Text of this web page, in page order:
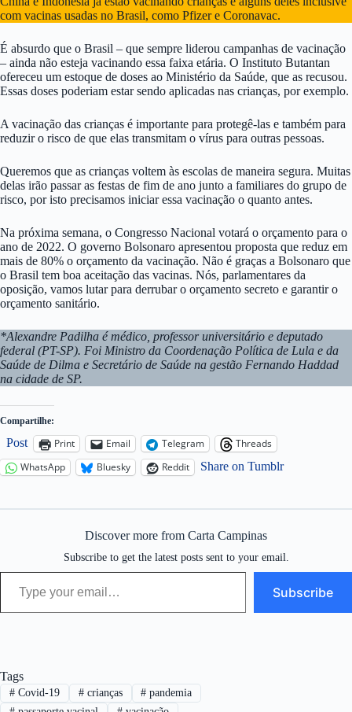
com vacinas usadas no Brasil, como Pfizer e Coronavac.
É absurdo que o Brasil – que sempre liderou campanhas de vacinação
– ainda não esteja vacinando essa faixa etária. O Instituto Butantan
ofereceu um estoque de doses ao Ministério da Saúde, que as recusou.
Essas doses poderiam estar sendo aplicadas nas crianças, por exemplo.
A vacinação das crianças é importante para protegê-las e também para
reduzir o risco de que elas transmitam o vírus para outras pessoas.
Queremos que as crianças voltem às escolas de maneira segura. Muitas
delas irão passar as festas de fim de ano junto a familiares do grupo de
risco, por isto precisamos iniciar essa vacinação o quanto antes.
Na próxima semana, o Congresso Nacional votará o orçamento para o
ano de 2022. O governo Bolsonaro apresentou proposta que reduz em
mais de 80% o orçamento da vacinação. Não é graças a Bolsonaro que
o Brasil tem boa aceitação das vacinas. Nós, parlamentares da
oposição, vamos lutar para derrubar o orçamento secreto e garantir o
orçamento sanitário.
*Alexandre Padilha é médico, professor universitário e deputado
federal (PT-SP). Foi Ministro da Coordenação Política de Lula e da
Saúde de Dilma e Secretário de Saúde na gestão Fernando Haddad
na cidade de SP.
Compartilhe:
Post Print Email Telegram
Threads
WhatsApp
Bluesky Reddit Share on Tumblr
Discover more from Carta Campinas
Subscribe to get the latest posts sent to your email.
Type your email…
Subscribe
Tags
#Covid-19 #crianças # pandemia